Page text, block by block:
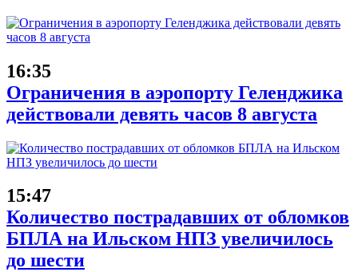
16:35
Ограничения в аэропорту Геленджика
действовали девять часов 8 августа
15:47
Количество пострадавших от обломков
БПЛА на Ильском НПЗ увеличилось
до шести